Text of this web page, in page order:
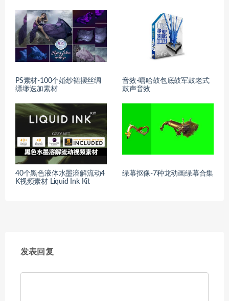
PS素材-100个婚纱裙摆丝绸
缥缈迭加素材
音效-嘻哈鼓包底鼓军鼓老式
鼓声音效
40个黑色液体水墨溶解流动4
K视频素材 Liquid Ink Kit
绿幕抠像-7种龙动画绿幕合集
发表回复